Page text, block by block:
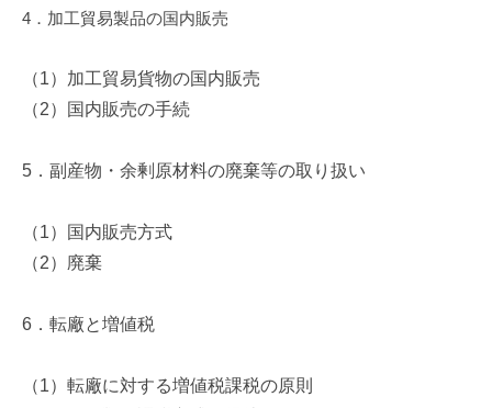
4 ．加工貿易製品の国内販売
（1）加工貿易貨物の国内販売
（2）国内販売の手続
5 ．副産物・余剰原材料の廃棄等の取り扱い
（1）国内販売方式
（2）廃棄
6 ．転廠と増値税
（1）転廠に対する増値税課税の原則